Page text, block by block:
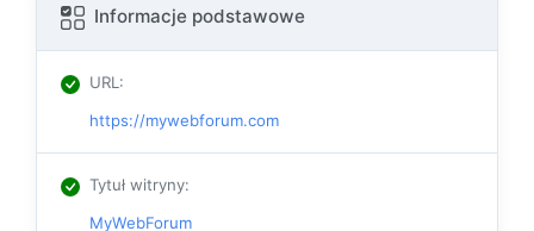
Informacje podstawowe
URL:
https://mywebforum.com
Tytuł witryny:
MyWebForum